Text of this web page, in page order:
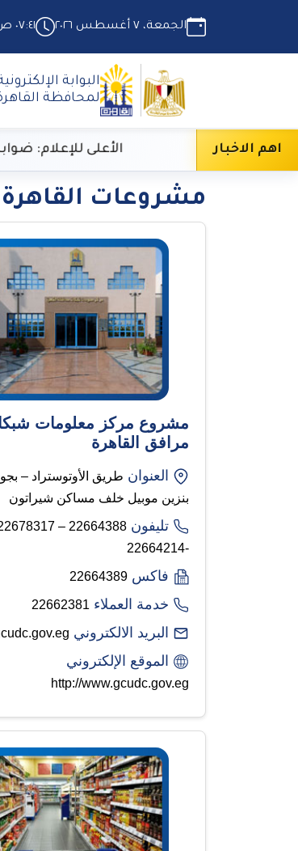
الجمعة، ٧ أغسطس ٢٠٢٦ ٠٧:٤١ ص
البوابة
لمحافظة
اهم الاخبار الأعلى للإعلام: ضوابط جديدة
مشروعات القاهرة
مشروع مركز معلومات
مرافق القاهرة
العنوان طريق الأوتوستراد –
بنزين موبيل خلف مساكن شيراتون
تليفون
– 22678317
-22664214
فاكس 22664389
خدمة العملاء 22662381
البريد الالكتروني
الموقع الإلكتروني
http://www.gcudc.gov.eg